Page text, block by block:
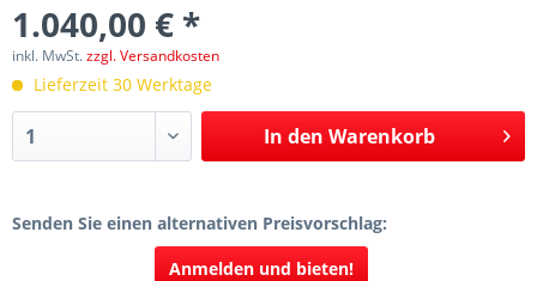
1.040,00 € *
inkl. MwSt.zzgl. Versandkosten
Lieferzeit 30 Werktage
In den Warenkorb
Senden Sie einen alternativen Preisvorschlag:
Anmelden und bieten!